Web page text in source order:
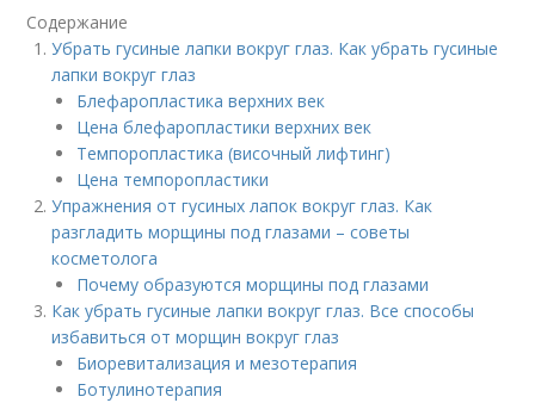
Содержание
Убрать гусиные лапки вокруг глаз. Как убрать гусиные
лапки вокруг глаз
Блефаропластика верхних век
Цена блефаропластики верхних век
Темпоропластика (височный лифтинг)
Цена темпоропластики
Упражнения от гусиных лапок вокруг глаз. Как
разгладить морщины под глазами – советы
косметолога
Почему образуются морщины под глазами
Как убрать гусиные лапки вокруг глаз. Все способы
избавиться от морщин вокруг глаз
Биоревитализация и мезотерапия
Ботулинотерапия